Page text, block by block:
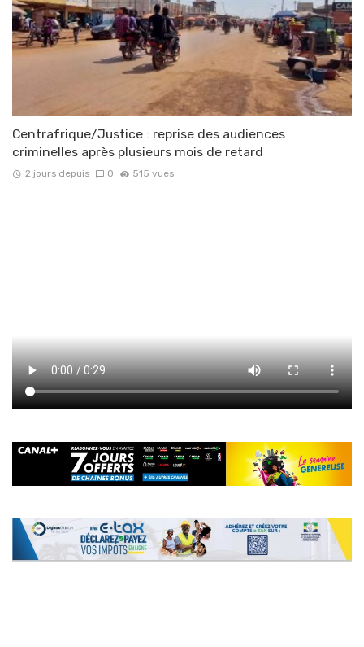
Centrafrique/Justice : reprise des audiences
criminelles après plusieurs mois de retard
2 jours depuis 0 515 vues